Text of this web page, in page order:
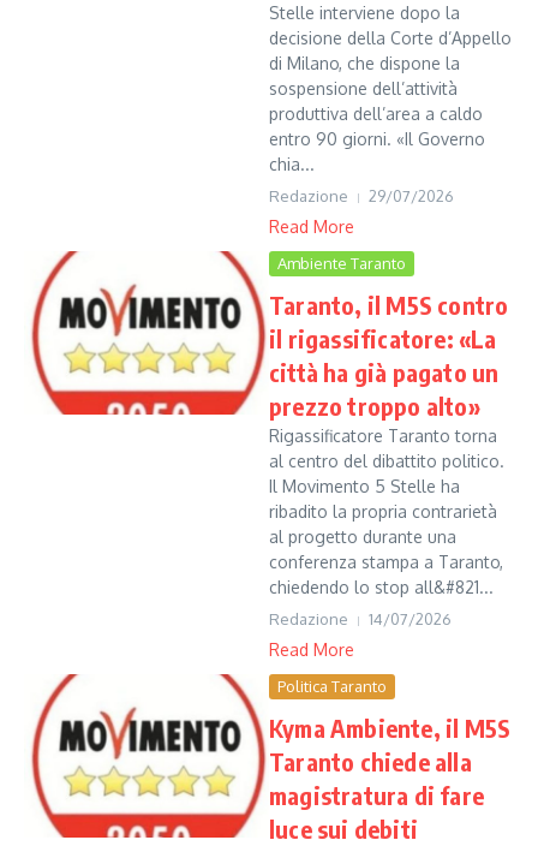
Stelle interviene dopo la
decisione della Corte d’Appello
di Milano, che dispone la
sospensione dell’attività
produttiva dell’area a caldo
entro 90 giorni. «Il Governo
chia...
Redazione 29/07/2026
Read More
Ambiente Taranto
Taranto, il M5S contro
il rigassificatore: «La
città ha già pagato un
prezzo troppo alto»
Rigassificatore Taranto torna
al centro del dibattito politico.
Il Movimento 5 Stelle ha
ribadito la propria contrarietà
al progetto durante una
conferenza stampa a Taranto,
chiedendo lo stop all&#821...
Redazione 14/07/2026
Read More
Politica Taranto
Kyma Ambiente, il M5S
Taranto chiede alla
magistratura di fare
luce sui debiti